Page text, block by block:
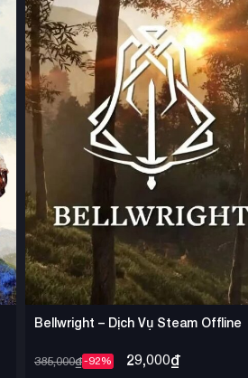
Bellwright – Dịch Vụ Steam Offline
385,000₫-92% 29,000₫